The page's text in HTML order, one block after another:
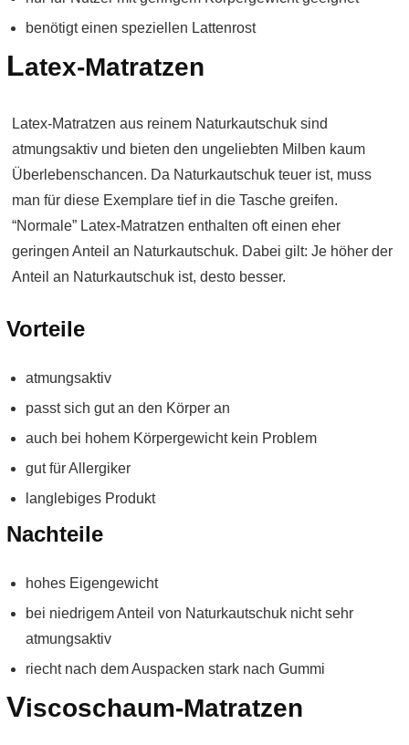
benötigt einen speziellen Lattenrost
Latex-Matratzen
Latex-Matratzen aus reinem Naturkautschuk sind
atmungsaktiv und bieten den ungeliebten Milben kaum
Überlebenschancen. Da Naturkautschuk teuer ist, muss
man für diese Exemplare tief in die Tasche greifen.
“Normale” Latex-Matratzen enthalten oft einen eher
geringen Anteil an Naturkautschuk. Dabei gilt: Je höher der
Anteil an Naturkautschuk ist, desto besser.
Vorteile
atmungsaktiv
passt sich gut an den Körper an
auch bei hohem Körpergewicht kein Problem
gut für Allergiker
langlebiges Produkt
Nachteile
hohes Eigengewicht
bei niedrigem Anteil von Naturkautschuk nicht sehr
atmungsaktiv
riecht nach dem Auspacken stark nach Gummi
Viscoschaum-Matratzen